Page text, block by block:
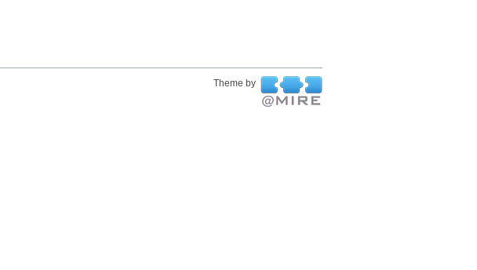
Theme by